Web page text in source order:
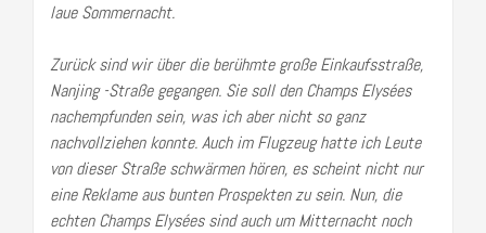
laue Sommernacht.
Zurück sind wir über die berühmte große Einkaufsstraße,
Nanjing -Straße gegangen. Sie soll den Champs Elysées
nachempfunden sein, was ich aber nicht so ganz
nachvollziehen konnte. Auch im Flugzeug hatte ich Leute
von dieser Straße schwärmen hören, es scheint nicht nur
eine Reklame aus bunten Prospekten zu sein. Nun, die
echten Champs Elysées sind auch um Mitternacht noch